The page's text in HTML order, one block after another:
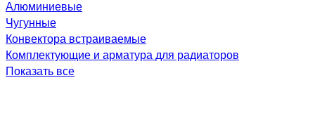
Алюминиевые
Чугунные
Конвектора встраиваемые
Комплектующие и арматура для радиаторов
Показать все